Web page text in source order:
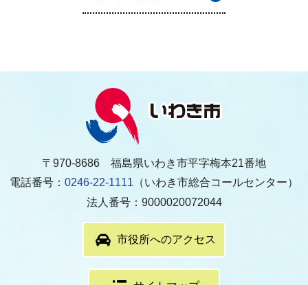
〒970-8686 福島県いわき市平字梅本21番地
電話番号： 0246-22-1111 （いわき市総合コールセンター）
法人番号：9000020072044
市役所へのアクセス